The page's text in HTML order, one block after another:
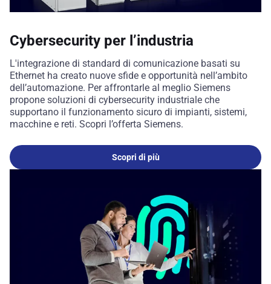
Cybersecurity per l’industria
L'integrazione di standard di comunicazione basati su
Ethernet ha creato nuove sfide e opportunità nell’ambito
dell’automazione. Per affrontarle al meglio Siemens
propone soluzioni di cybersecurity industriale che
supportano il funzionamento sicuro di impianti, sistemi,
macchine e reti. Scopri l’offerta Siemens.
Scopri di più